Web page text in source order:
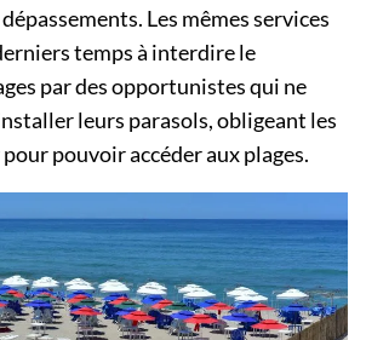
Les mêmes services
temps à interdire le
par des opportunistes qui ne
leurs parasols, obligeant les
pouvoir accéder aux plages.